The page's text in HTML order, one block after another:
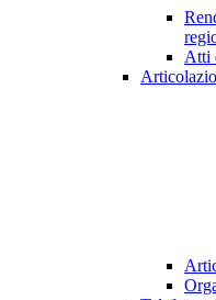
Atti